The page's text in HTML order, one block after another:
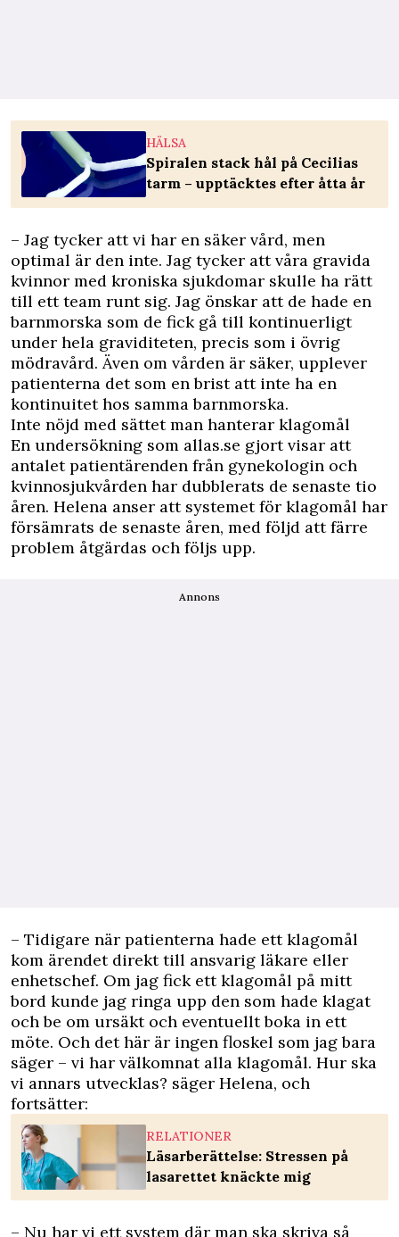
HÄLSA
Spiralen stack hål på Cecilias
tarm – upptäcktes efter åtta år
– Jag tycker att vi har en säker vård, men
optimal är den inte. Jag tycker att våra gravida
kvinnor med kroniska sjukdomar skulle ha rätt
till ett team runt sig. Jag önskar att de hade en
barnmorska som de fick gå till kontinuerligt
under hela graviditeten, precis som i övrig
mödravård. Även om vården är säker, upplever
patienterna det som en brist att inte ha en
kontinuitet hos samma barnmorska.
Inte nöjd med sättet man hanterar klagomål
En undersökning som allas.se gjort visar att
antalet patientärenden från gynekologin och
kvinnosjukvården har dubblerats de senaste tio
åren. Helena anser att systemet för klagomål har
försämrats de senaste åren, med följd att färre
problem åtgärdas och följs upp.
Annons
– Tidigare när patienterna hade ett klagomål
kom ärendet direkt till ansvarig läkare eller
enhetschef. Om jag fick ett klagomål på mitt
bord kunde jag ringa upp den som hade klagat
och be om ursäkt och eventuellt boka in ett
möte. Och det här är ingen floskel som jag bara
säger – vi har välkomnat alla klagomål. Hur ska
vi annars utvecklas? säger Helena, och
fortsätter:
RELATIONER
Läsarberättelse: Stressen på
lasarettet knäckte mig
– Nu har vi ett system där man ska skriva så